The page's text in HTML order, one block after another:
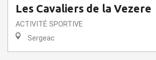
Les Cavaliers de la Vezere
ACTIVITÉ SPORTIVE
Sergeac